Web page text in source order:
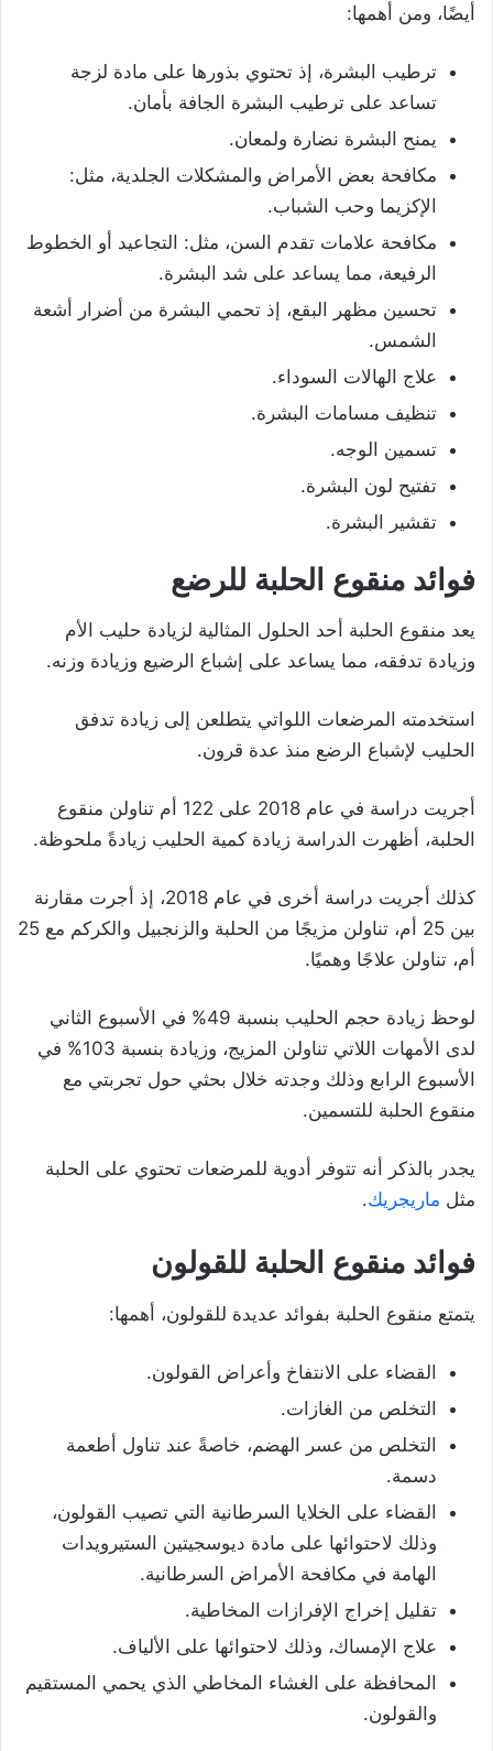
أيضًا، ومن أهمها:
ترطيب البشرة، إذ تحتوي بذورها على مادة لزجة
تساعد على ترطيب البشرة الجافة بأمان.
يمنح البشرة نضارة ولمعان.
مكافحة بعض الأمراض والمشكلات الجلدية، مثل:
الإكزيما وحب الشباب.
مكافحة علامات تقدم السن، مثل: التجاعيد أو الخطوط
الرفيعة، مما يساعد على شد البشرة.
تحسين مظهر البقع، إذ تحمي البشرة من أضرار أشعة
الشمس.
علاج الهالات السوداء.
تنظيف مسامات البشرة.
تسمين الوجه.
تفتيح لون البشرة.
تقشير البشرة.
فوائد منقوع الحلبة للرضع
يعد منقوع الحلبة أحد الحلول المثالية لزيادة حليب الأم
وزيادة تدفقه، مما يساعد على إشباع الرضيع وزيادة وزنه.
استخدمته المرضعات اللواتي يتطلعن إلى زيادة تدفق
الحليب لإشباع الرضع منذ عدة قرون.
أجريت دراسة في عام 2018 على 122 أم تناولن منقوع
الحلبة، أظهرت الدراسة زيادة كمية الحليب زيادةً ملحوظة.
كذلك أجريت دراسة أخرى في عام 2018، إذ أجرت مقارنة
بين 25 أم، تناولن مزيجًا من الحلبة والزنجبيل والكركم مع 25
أم، تناولن علاجًا وهميًا.
لوحظ زيادة حجم الحليب بنسبة 49% في الأسبوع الثاني
لدى الأمهات اللاتي تناولن المزيج، وزيادة بنسبة 103% في
الأسبوع الرابع وذلك وجدته خلال بحثي حول تجربتي مع
منقوع الحلبة للتسمين.
يجدر بالذكر أنه تتوفر أدوية للمرضعات تحتوي على الحلبة
مثل ماريجريك.
فوائد منقوع الحلبة للقولون
يتمتع منقوع الحلبة بفوائد عديدة للقولون، أهمها:
القضاء على الانتفاخ وأعراض القولون.
التخلص من الغازات.
التخلص من عسر الهضم، خاصةً عند تناول أطعمة
دسمة.
القضاء على الخلايا السرطانية التي تصيب القولون،
وذلك لاحتوائها على مادة ديوسجيتين الستيرويدات
الهامة في مكافحة الأمراض السرطانية.
تقليل إخراج الإفرازات المخاطية.
علاج الإمساك، وذلك لاحتوائها على الألياف.
المحافظة على الغشاء المخاطي الذي يحمي المستقيم
والقولون.